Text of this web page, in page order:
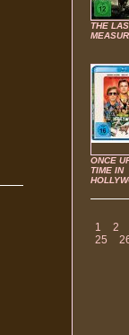
THE
ONCE
TIME IN
1
2
25